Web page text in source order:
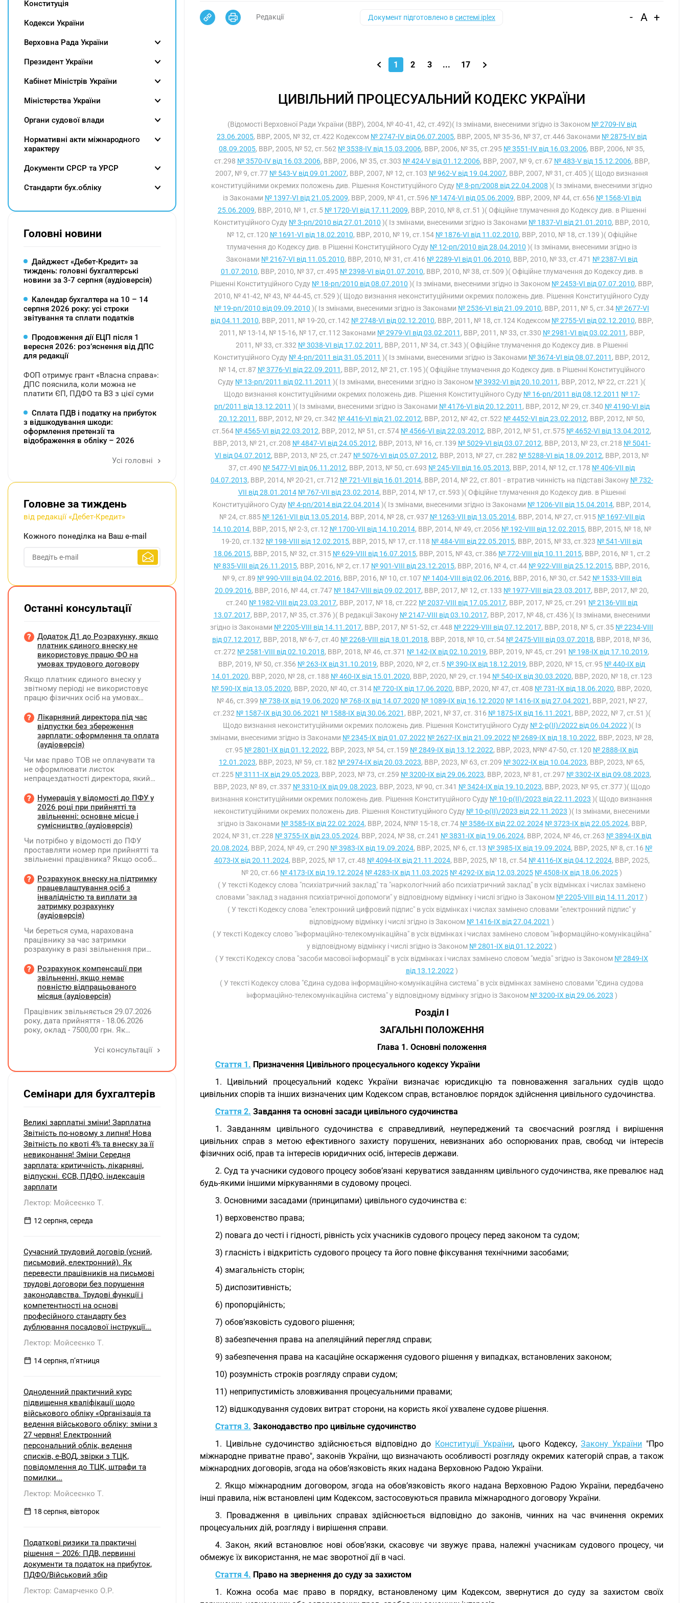
Редакції Документ підготовлено всистемі iplex - A +
1 2 3 ... 17
ЦИВІЛЬНИЙ ПРОЦЕСУАЛЬНИЙ КОДЕКС УКРАЇНИ
(Відомості Верховної Ради України (ВВР), 2004, № 40-41, 42, ст.492)( Із змінами, внесеними згідно із Законом № 2709-IV від
23.06.2005, ВВР, 2005, № 32, ст.422 Кодексом № 2747-IV від 06.07.2005, ВВР, 2005, № 35-36, № 37, ст.446 Законами № 2875-IV від
08.09.2005, ВВР, 2005, № 52, ст.562 № 3538-IV від 15.03.2006, ВВР, 2006, № 35, ст.295 № 3551-IV від 16.03.2006, ВВР, 2006, № 35,
ст.298 № 3570-IV від 16.03.2006, ВВР, 2006, № 35, ст.303 № 424-V від 01.12.2006, ВВР, 2007, № 9, ст.67 № 483-V від 15.12.2006, ВВР,
2007, № 9, ст.77 № 543-V від 09.01.2007, ВВР, 2007, № 12, ст.103 № 962-V від 19.04.2007, ВВР, 2007, № 31, ст.405 )( Щодо визнання
конституційними окремих положень див. Рішення Конституційного Суду № 8-рп/2008 від 22.04.2008 )( Із змінами, внесеними згідно
із Законами № 1397-VI від 21.05.2009, ВВР, 2009, № 41, ст.596 № 1474-VI від 05.06.2009, ВВР, 2009, № 44, ст.656 № 1568-VI від
25.06.2009, ВВР, 2010, № 1, ст.5 № 1720-VI від 17.11.2009, ВВР, 2010, № 8, ст.51 )( Офіційне тлумачення до Кодексу див. в Рішенні
Конституційного Суду № 3-рп/2010 від 27.01.2010 )( Із змінами, внесеними згідно із Законами № 1837-VI від 21.01.2010, ВВР, 2010,
№ 12, ст.120 № 1691-VI від 18.02.2010, ВВР, 2010, № 19, ст.154 № 1876-VI від 11.02.2010, ВВР, 2010, № 18, ст.139 )( Офіційне
тлумачення до Кодексу див. в Рішенні Конституційного Суду № 12-рп/2010 від 28.04.2010 )( Із змінами, внесеними згідно із
Законами № 2167-VI від 11.05.2010, ВВР, 2010, № 31, ст.416 № 2289-VI від 01.06.2010, ВВР, 2010, № 33, ст.471 № 2387-VI від
01.07.2010, ВВР, 2010, № 37, ст.495 № 2398-VI від 01.07.2010, ВВР, 2010, № 38, ст.509 )( Офіційне тлумачення до Кодексу див. в
Рішенні Конституційного Суду № 18-рп/2010 від 08.07.2010 )( Із змінами, внесеними згідно із Законом № 2453-VI від 07.07.2010, ВВР,
2010, № 41-42, № 43, № 44-45, ст.529 )( Щодо визнання неконституційними окремих положень див. Рішення Конституційного Суду
№ 19-рп/2010 від 09.09.2010 )( Із змінами, внесеними згідно із Законами № 2536-VI від 21.09.2010, ВВР, 2011, № 5, ст.34 № 2677-VI
від 04.11.2010, ВВР, 2011, № 19-20, ст.142 № 2748-VI від 02.12.2010, ВВР, 2011, № 18, ст.124 Кодексом № 2755-VI від 02.12.2010, ВВР,
2011, № 13-14, № 15-16, № 17, ст.112 Законами № 2979-VI від 03.02.2011 , ВВР, 2011, № 33, ст.330 № 2981-VI від 03.02.2011 , ВВР,
2011, № 33, ст.332 № 3038-VI від 17.02.2011 , ВВР, 2011, № 34, ст.343 )( Офіційне тлумачення до Кодексу див. в Рішенні
Конституційного Суду № 4-рп/2011 від 31.05.2011 )( Із змінами, внесеними згідно із Законами № 3674-VI від 08.07.2011 , ВВР, 2012,
№ 14, ст.87 № 3776-VI від 22.09.2011 , ВВР, 2012, № 21, ст.195 )( Офіційне тлумачення до Кодексу див. в Рішенні Конституційного
Суду № 13-рп/2011 від 02.11.2011 )( Із змінами, внесеними згідно із Законом № 3932-VI від 20.10.2011 , ВВР, 2012, № 22, ст.221 )(
Щодо визнання конституційними окремих положень див. Рішення Конституційного Суду № 16-рп/2011 від 08.12.2011 № 17-
рп/2011 від 13.12.2011 )( Із змінами, внесеними згідно із Законами № 4176-VI від 20.12.2011 , ВВР, 2012, № 29, ст.340 № 4190-VI від
20.12.2011 , ВВР, 2012, № 29, ст.342 № 4416-VI від 21.02.2012, ВВР, 2012, № 42, ст.522 № 4452-VI від 23.02.2012, ВВР, 2012, № 50,
ст.564 № 4565-VI від 22.03.2012, ВВР, 2012, № 51, ст.574 № 4566-VI від 22.03.2012, ВВР, 2012, № 51, ст.575 № 4652-VI від 13.04.2012,
ВВР, 2013, № 21, ст.208 № 4847-VI від 24.05.2012, ВВР, 2013, № 16, ст.139 № 5029-VI від 03.07.2012, ВВР, 2013, № 23, ст.218 № 5041-
VI від 04.07.2012, ВВР, 2013, № 25, ст.247 № 5076-VI від 05.07.2012, ВВР, 2013, № 27, ст.282 № 5288-VI від 18.09.2012, ВВР, 2013, №
37, ст.490 № 5477-VI від 06.11.2012, ВВР, 2013, № 50, ст.693 № 245-VII від 16.05.2013, ВВР, 2014, № 12, ст.178 № 406-VII від
04.07.2013, ВВР, 2014, № 20-21, ст.712 № 721-VII від 16.01.2014, ВВР, 2014, № 22, ст.801 - втратив чинність на підставі Закону № 732-
VII від 28.01.2014 № 767-VII від 23.02.2014, ВВР, 2014, № 17, ст.593 )( Офіційне тлумачення до Кодексу див. в Рішенні
Конституційного Суду № 4-рп/2014 від 22.04.2014)( Із змінами, внесеними згідно із Законами № 1206-VII від 15.04.2014, ВВР, 2014,
№ 24, ст.885 № 1261-VII від 13.05.2014, ВВР, 2014, № 28, ст.937 № 1263-VII від 13.05.2014, ВВР, 2014, № 27, ст.915 № 1697-VII від
14.10.2014, ВВР, 2015, № 2-3, ст.12 № 1700-VII від 14.10.2014, ВВР, 2014, № 49, ст.2056 № 192-VIII від 12.02.2015, ВВР, 2015, № 18, №
19-20, ст.132 № 198-VIII від 12.02.2015, ВВР, 2015, № 17, ст.118 № 484-VIII від 22.05.2015, ВВР, 2015, № 33, ст.323 № 541-VIII від
18.06.2015, ВВР, 2015, № 32, ст.315 № 629-VIII від 16.07.2015, ВВР, 2015, № 43, ст.386 № 772-VIII від 10.11.2015, ВВР, 2016, № 1, ст.2
№ 835-VIII від 26.11.2015, ВВР, 2016, № 2, ст.17 № 901-VIII від 23.12.2015, ВВР, 2016, № 4, ст.44 № 922-VIII від 25.12.2015, ВВР, 2016,
№ 9, ст.89 № 990-VIII від 04.02.2016, ВВР, 2016, № 10, ст.107 № 1404-VIII від 02.06.2016, ВВР, 2016, № 30, ст.542 № 1533-VIII від
20.09.2016, ВВР, 2016, № 44, ст.747 № 1847-VIII від 09.02.2017, ВВР, 2017, № 12, ст.133 № 1977-VIII від 23.03.2017, ВВР, 2017, № 20,
ст.240 № 1982-VIII від 23.03.2017, ВВР, 2017, № 18, ст.222 № 2037-VIII від 17.05.2017, ВВР, 2017, № 25, ст.291 № 2136-VIII від
13.07.2017, ВВР, 2017, № 35, ст.376 )( В редакції Закону № 2147-VIII від 03.10.2017, ВВР, 2017, № 48, ст.436 )( Із змінами, внесеними
згідно із Законами № 2205-VIII від 14.11.2017, ВВР, 2017, № 51-52, ст.448 № 2229-VIII від 07.12.2017, ВВР, 2018, № 5, ст.35 № 2234-VIII
від 07.12.2017, ВВР, 2018, № 6-7, ст.40 № 2268-VIII від 18.01.2018, ВВР, 2018, № 10, ст.54 № 2475-VIII від 03.07.2018, ВВР, 2018, № 36,
ст.272 № 2581-VIII від 02.10.2018, ВВР, 2018, № 46, ст.371 № 142-IX від 02.10.2019, ВВР, 2019, № 45, ст.291 № 198-IX від 17.10.2019,
ВВР, 2019, № 50, ст.356 № 263-IX від 31.10.2019, ВВР, 2020, № 2, ст.5 № 390-IX від 18.12.2019, ВВР, 2020, № 15, ст.95 № 440-IX від
14.01.2020, ВВР, 2020, № 28, ст.188 № 460-IX від 15.01.2020, ВВР, 2020, № 29, ст.194 № 540-IX від 30.03.2020, ВВР, 2020, № 18, ст.123
№ 590-IX від 13.05.2020, ВВР, 2020, № 40, ст.314 № 720-IX від 17.06.2020, ВВР, 2020, № 47, ст.408 № 731-IX від 18.06.2020, ВВР, 2020,
№ 46, ст.399 № 738-IX від 19.06.2020 № 768-IX від 14.07.2020 № 1089-IX від 16.12.2020 № 1416-IX від 27.04.2021 , ВВР, 2021, № 27,
ст.232 № 1587-IX від 30.06.2021 № 1588-IX від 30.06.2021 , ВВР, 2021, № 37, ст. 316 № 1875-IX від 16.11.2021 , ВВР, 2022, № 7, ст.51 )(
Щодо визнання неконституційними окремих положень див. Рішення Конституційного Суду № 2-р(II)/2022 від 06.04.2022 )( Із
змінами, внесеними згідно із Законами № 2345-IX від 01.07.2022 № 2627-IX від 21.09.2022 № 2689-IX від 18.10.2022, ВВР, 2023, № 28,
ст.95 № 2801-IX від 01.12.2022, ВВР, 2023, № 54, ст.159 № 2849-IX від 13.12.2022, ВВР, 2023, №№ 47-50, ст.120 № 2888-IX від
12.01.2023, ВВР, 2023, № 59, ст.182 № 2974-IX від 20.03.2023, ВВР, 2023, № 63, ст.209 № 3022-IX від 10.04.2023, ВВР, 2023, № 65,
ст.225 № 3111-IX від 29.05.2023, ВВР, 2023, № 73, ст.259 № 3200-IX від 29.06.2023, ВВР, 2023, № 81, ст.297 № 3302-IX від 09.08.2023,
ВВР, 2023, № 89, ст.337 № 3310-IX від 09.08.2023, ВВР, 2023, № 90, ст.341 № 3424-IX від 19.10.2023, ВВР, 2023, № 95, ст.377 )( Щодо
визнання конституційними окремих положень див. Рішення Конституційного Суду № 10-р(II)/2023 від 22.11.2023 )( Щодо визнання
неконституційними окремих положень див. Рішення Конституційного Суду № 10-р(II)/2023 від 22.11.2023 )( Із змінами, внесеними
згідно із Законами № 3585-IX від 22.02.2024, ВВР, 2024, №№ 15-18, ст.74 № 3586-IX від 22.02.2024 № 3723-IX від 22.05.2024, ВВР,
2024, № 31, ст.228 № 3755-IX від 23.05.2024, ВВР, 2024, № 38, ст.241 № 3831-IX від 19.06.2024, ВВР, 2024, № 46, ст.263 № 3894-IX від
20.08.2024, ВВР, 2024, № 49, ст.290 № 3983-IX від 19.09.2024, ВВР, 2025, № 6, ст.13 № 3985-IX від 19.09.2024, ВВР, 2025, № 8, ст.16 №
4073-IX від 20.11.2024, ВВР, 2025, № 17, ст.48 № 4094-IX від 21.11.2024, ВВР, 2025, № 18, ст.54 № 4116-IX від 04.12.2024, ВВР, 2025,
№ 20, ст.66 № 4173-IX від 19.12.2024 № 4283-IX від 11.03.2025 № 4292-IX від 12.03.2025 № 4508-IX від 18.06.2025)
( У тексті Кодексу слова "психіатричний заклад" та "наркологічний або психіатричний заклад" в усіх відмінках і числах замінено
словами "заклад з надання психіатричної допомоги" у відповідному відмінку і числі згідно із Законом № 2205-VIII від 14.11.2017)
( У тексті Кодексу слова "електронний цифровий підпис" в усіх відмінках і числах замінено словами "електронний підпис" у
відповідному відмінку і числі згідно із Законом № 1416-IX від 27.04.2021 )
( У тексті Кодексу слово "інформаційно-телекомунікаційна" в усіх відмінках і числах замінено словом "інформаційно-комунікаційна"
у відповідному відмінку і числі згідно із Законом № 2801-IX від 01.12.2022 )
( У тексті Кодексу слова "засоби масової інформації" в усіх відмінках і числах замінено словом "медіа" згідно із Законом № 2849-IX
від 13.12.2022 )
( У тексті Кодексу слова "Єдина судова інформаційно-комунікаційна система" в усіх відмінках замінено словами "Єдина судова
інформаційно-телекомунікаційна система" у відповідному відмінку згідно із Законом № 3200-IX від 29.06.2023 )
Розділ I
ЗАГАЛЬНІ ПОЛОЖЕННЯ
Глава 1. Основні положення
Стаття 1. Призначення Цивільного процесуального кодексу України
1. Цивільний процесуальний кодекс України визначає юрисдикцію та повноваження загальних судів щодо
цивільних спорів та інших визначених цим Кодексом справ, встановлює порядок здійснення цивільного судочинства.
Стаття 2. Завдання та основні засади цивільного судочинства
1. Завданням цивільного судочинства є справедливий, неупереджений та своєчасний розгляд і вирішення
цивільних справ з метою ефективного захисту порушених, невизнаних або оспорюваних прав, свобод чи інтересів
фізичних осіб, прав та інтересів юридичних осіб, інтересів держави.
2. Суд та учасники судового процесу зобов’язані керуватися завданням цивільного судочинства, яке превалює над
будь-якими іншими міркуваннями в судовому процесі.
3. Основними засадами (принципами) цивільного судочинства є:
1) верховенство права;
2) повага до честі і гідності, рівність усіх учасників судового процесу перед законом та судом;
3) гласність і відкритість судового процесу та його повне фіксування технічними засобами;
4) змагальність сторін;
5) диспозитивність;
6) пропорційність;
7) обов’язковість судового рішення;
8) забезпечення права на апеляційний перегляд справи;
9) забезпечення права на касаційне оскарження судового рішення у випадках, встановлених законом;
10) розумність строків розгляду справи судом;
11) неприпустимість зловживання процесуальними правами;
12) відшкодування судових витрат сторони, на користь якої ухвалене судове рішення.
Стаття 3. Законодавство про цивільне судочинство
1. Цивільне судочинство здійснюється відповідно до Конституції України, цього Кодексу,Закону України "Про
міжнародне приватне право", законів України, що визначають особливості розгляду окремих категорій справ, а також
міжнародних договорів, згода на обов’язковість яких надана Верховною Радою України.
2. Якщо міжнародним договором, згода на обов’язковість якого надана Верховною Радою України, передбачено
інші правила, ніж встановлені цим Кодексом, застосовуються правила міжнародного договору України.
3. Провадження в цивільних справах здійснюється відповідно до законів, чинних на час вчинення окремих
процесуальних дій, розгляду і вирішення справи.
4. Закон, який встановлює нові обов’язки, скасовує чи звужує права, належні учасникам судового процесу, чи
обмежує їх використання, не має зворотної дії в часі.
Стаття 4. Право на звернення до суду за захистом
1. Кожна особа має право в порядку, встановленому цим Кодексом, звернутися до суду за захистом своїх
Конституція
Кодекси України
Верховна Рада України
Президент України
Кабінет Міністрів України
Міністерства України
Органи судової влади
Нормативні акти міжнародного
характеру
Документи СРСР та УРСР
Cтандарти бух.обліку
Головні новини
Дайджест «Дебет-Кредит» за
тиждень: головні бухгалтерські
новини за 3-7 серпня (аудіоверсія)
Календар бухгалтера на 10 – 14
серпня 2026 року: усі строки
звітування та сплати податків
Продовження дії ЕЦП після 1
вересня 2026: розʼяснення від ДПС
для редакції
ФОП отримує грант «Власна справа»:
ДПС пояснила, коли можна не
платити ЄП, ПДФО та ВЗ з цієї суми
Сплата ПДВ і податку на прибуток
з відшкодування шкоди:
оформлення претензії та
відображення в обліку – 2026
Усі головні
Головне за тиждень
від редакції «Дебет-Кредит»
Кожного понеділка на Ваш e-mail
Останні консультації
Додаток Д1 до Розрахунку, якщо
платник єдиного внеску не
використовує працю ФО на
умовах трудового договору
Якщо платник єдиного внеску у
звітному періоді не використовує
працю фізичних осіб на умовах
на інших умовах, передбачених
законодавством, Додаток Д1/
Додаток ФІЗ-Д1 за відповідний
період не подається
Лікарняний директора під час
відпустки без збереження
зарплати: оформлення та оплата
(аудіоверсія)
Чи має право ТОВ не оплачувати та
не оформлювати листок
непрацездатності директора, який
збереження заробітної плати під час
призупинення діяльності
підприємства?
Нумерація у відомості до ПФУ у
2026 році при прийнятті та
звільненні: основне місце і
сумісництво (аудіоверсія)
Чи потрібно у відомості до ПФУ
проставляти номер при прийнятті та
звільненні працівника? Якщо особа
місцем роботи та за сумісництвом,
чи рахується це як два роботодавці?
Розрахунок внеску на підтримку
працевлаштування осіб з
інвалідністю та виплати за
затримку розрахунку
(аудіоверсія)
Чи береться сума, нарахована
працівнику за час затримки
розрахунку в разі звільнення при
заробітної плати (винагороди), для
розрахунку внеску на підтримку
працевлаштування осіб з
інвалідністю?
Розрахунок компенсації при
звільненні, якщо немає
повністю відпрацьованого
місяця (аудіоверсія)
Працівник звільняється 29.07.2026
року, дата прийняття - 18.06.2026
року, оклад - 7500,00 грн. Як
невикористаних днів відпустки при
Усі консультації
Семінари для бухгалтерів
Великі зарплатні зміни! Зарплатна
Звітність по-новому з липня! Нова
Звітність по квоті 4% та внеску за її
невиконання! Зміни Середня
зарплата: критичність, лікарняні,
відпускні. ЄСВ, ПДФО, індексація
зарплати
Лектор: Мойсеєнко Т.
12 серпня, середа
Сучасний трудовий договір (усний,
письмовий, електронний). Як
перевести працівників на письмові
трудові договори без порушення
законодавства. Трудові функції і
компетентності на основі
професійного стандарту без
дублювання посадової інструкції...
Лектор: Мойсеєнко Т.
14 серпня, пʼятниця
Одноденний практичний курс
підвищення кваліфікації щодо
військового обліку «Організація та
ведення військового обліку: зміни з
27 червня! Електронний
персональний облік, ведення
списків, е-ВОД, звірки з ТЦК,
повідомлення до ТЦК, штрафи та
помилки...
Лектор: Мойсеєнко Т.
18 серпня, вівторок
Податкові ризики та практичні
рішення – 2026: ПДВ, первинні
документи та податок на прибуток,
ПДФО/Військовий збір
Лектор: Самарченко О.Р.